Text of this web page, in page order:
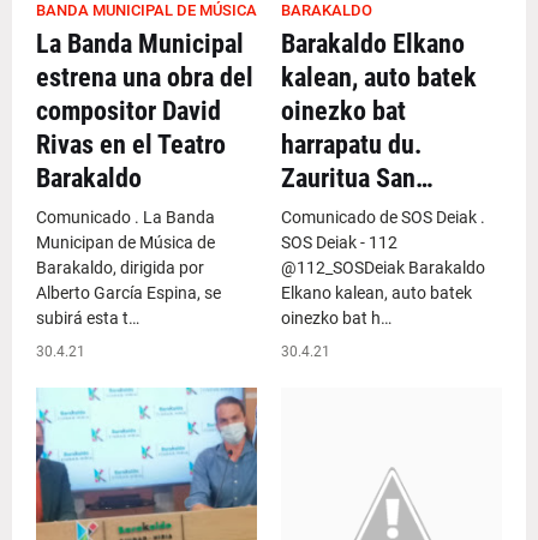
BANDA MUNICIPAL DE MÚSICA
La Banda Municipal
estrena una obra del
compositor David
Rivas en el Teatro
Barakaldo
Comunicado . La Banda
Municipan de Música de
Barakaldo, dirigida por
Alberto García Espina, se
subirá esta t…
30.4.21
BARAKALDO
Barakaldo Elkano
kalean, auto batek
oinezko bat
harrapatu du.
Zauritua San…
Comunicado de SOS Deiak .
SOS Deiak - 112
@112_SOSDeiak Barakaldo
Elkano kalean, auto batek
oinezko bat h…
30.4.21